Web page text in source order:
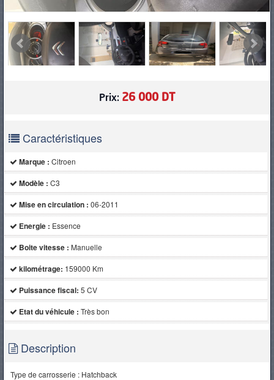
Prix: 26 000 DT
Caractéristiques
Marque : Citroen
Modèle : C3
Mise en circulation : 06-2011
Energie : Essence
Boite vitesse : Manuelle
kilométrage: 159000 Km
Puissance fiscal: 5 CV
Etat du véhicule : Très bon
Description
Type de carrosserie : Hatchback